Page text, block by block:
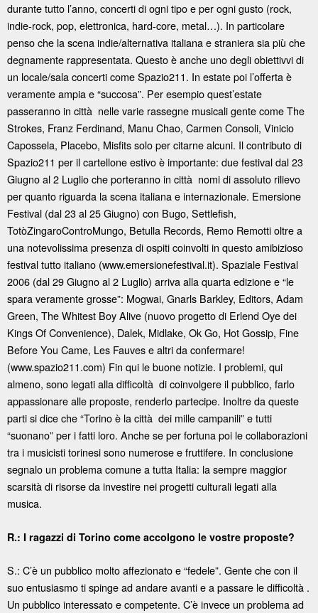
durante tutto l’anno, concerti di ogni tipo e per ogni gusto (rock,
indie-rock, pop, elettronica, hard-core, metal…). In particolare
penso che la scena indie/alternativa italiana e straniera sia più che
degnamente rappresentata. Questo è anche uno degli obiettivvi di
un locale/sala concerti come Spazio211. In estate poi l’offerta è
veramente ampia e “succosa”. Per esempio quest’estate
passeranno in città nelle varie rassegne musicali gente come The
Strokes, Franz Ferdinand, Manu Chao, Carmen Consoli, Vinicio
Capossela, Placebo, Misfits solo per citarne alcuni. Il contributo di
Spazio211 per il cartellone estivo è importante: due festival dal 23
Giugno al 2 Luglio che porteranno in città nomi di assoluto rilievo
per quanto riguarda la scena italiana e internazionale. Emersione
Festival (dal 23 al 25 Giugno) con Bugo, Settlefish,
TotòZingaroControMungo, Betulla Records, Remo Remotti oltre a
una notevolissima presenza di ospiti coinvolti in questo amibizioso
festival tutto italiano (www.emersionefestival.it). Spaziale Festival
2006 (dal 29 Giugno al 2 Luglio) arriva alla quarta edizione e “le
spara veramente grosse”: Mogwai, Gnarls Barkley, Editors, Adam
Green, The Whitest Boy Alive (nuovo progetto di Erlend Oye dei
Kings Of Convenience), Dalek, Midlake, Ok Go, Hot Gossip, Fine
Before You Came, Les Fauves e altri da confermare!
(www.spazio211.com) Fin qui le buone notizie. I problemi, qui
almeno, sono legati alla difficoltà di coinvolgere il pubblico, farlo
appassionare alle proposte, renderlo partecipe. Inoltre da queste
parti si dice che “Torino è la città dei mille campanili” e tutti
“suonano” per i fatti loro. Anche se per fortuna poi le collaborazioni
tra i musicisti torinesi sono numerose e fruttifere. In conclusione
segnalo un problema comune a tutta Italia: la sempre maggior
scarsità di risorse da investire nei progetti culturali legati alla
musica.
R.: I ragazzi di Torino come accolgono le vostre proposte?
S.: C’è un pubblico molto affezionato e “fedele”. Gente che con il
suo entusiasmo ti spinge ad andare avanti e a passare le difficoltà .
Un pubblico interessato e competente. C’è invece un problema ad